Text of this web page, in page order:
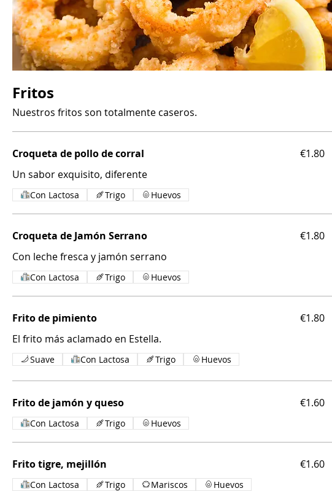
Fritos
Nuestros fritos son totalmente caseros.
Croqueta de pollo de corral
Un sabor exquisito, diferente
€1.80
Con Lactosa Trigo Huevos
Croqueta de Jamón Serrano
Con leche fresca y jamón serrano
€1.80
Con Lactosa Trigo Huevos
Frito de pimiento
El frito más aclamado en Estella.
€1.80
Suave Con Lactosa Trigo Huevos
Frito de jamón y queso €1.60
Con Lactosa Trigo Huevos
Frito tigre, mejillón €1.60
Con Lactosa Trigo Mariscos Huevos